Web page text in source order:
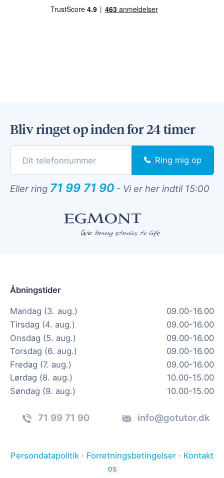
Bliv ringet op inden for 24 timer
Ring mig op
Eller ring 71 99 71 90 - Vi er her indtil 15:00
Åbningstider
Mandag (3. aug.)
09.00-16.00
Tirsdag (4. aug.)
09.00-16.00
Onsdag (5. aug.)
09.00-16.00
Torsdag (6. aug.)
09.00-16.00
Fredag (7. aug.)
09.00-16.00
Lørdag (8. aug.)
10.00-15.00
Søndag (9. aug.)
10.00-15.00
71 99 71 90 info@gotutor.dk
Persondatapolitik · Forretningsbetingelser · Kontakt
os